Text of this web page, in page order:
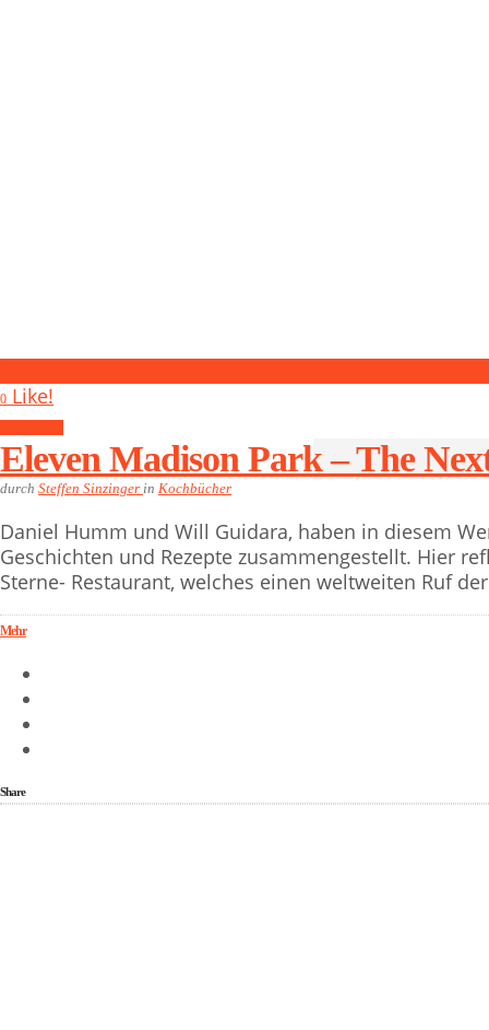
0 Like!
Eleven Madison Park – The
durch Steffen Sinzinger in Kochbücher
Daniel Humm und Will Guidara, haben in diesem
Geschichten und Rezepte zusammengestellt. Hier
Sterne- Restaurant, welches einen weltweiten Ruf
Mehr
Share